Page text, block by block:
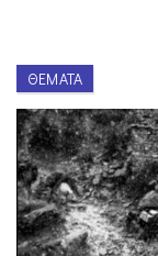
ΘΈΜΑΤΑ